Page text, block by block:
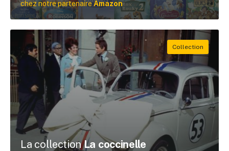
chez notre partenaireAmazon
La collectionLa coccinelle